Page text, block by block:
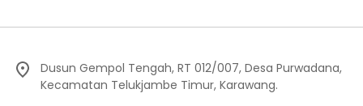
Dusun Gempol Tengah, RT 012/007, Desa Purwadana,
Kecamatan Telukjambe Timur, Karawang.